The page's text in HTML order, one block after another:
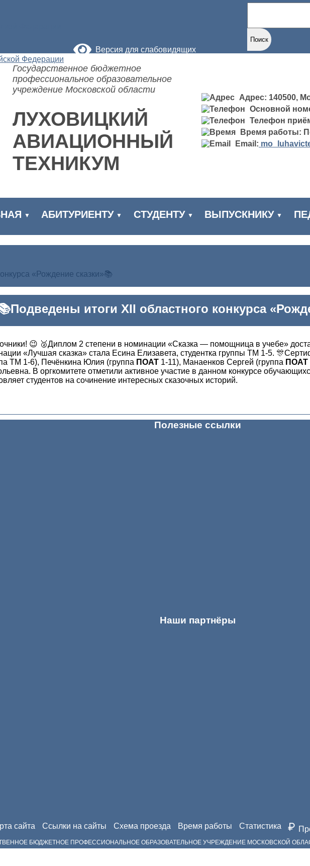
Версия для слабовидящих
Государственное бюджетное
профессиональное образовательное
учреждение Московской области
ЛУХОВИЦКИЙ
АВИАЦИОННЫЙ
ТЕХНИКУМ
Адрес: 140500,
Основной
Телефон
Время работы:
Email:
▼ АБИТУРИЕНТУ ▼ СТУДЕНТУ ▼ ВЫПУСКНИКУ ▼
«Рождение сказки»📚
итоги XII областного конкурса
😉 🥈Диплом 2 степени в номинации «Сказка — помощница в учебе»
«Лучшая сказка» стала Есина Елизавета, студентка группы ТМ 1-5.
ТМ 1-6), Печёнкина Юлия (группа ПОАТ 1-11), Манаенков Сергей (группа ПОАТ
В оргкомитете отметили активное участие в данном конкурсе
студентов на сочинение интересных сказочных историй.
Полезные ссылки
Наши партнёры
сайта Ссылки на сайты Схема проезда Время работы Статистика
БЮДЖЕТНОЕ ПРОФЕССИОНАЛЬНОЕ ОБРАЗОВАТЕЛЬНОЕ УЧРЕЖДЕНИЕ МОСКОВСКОЙ